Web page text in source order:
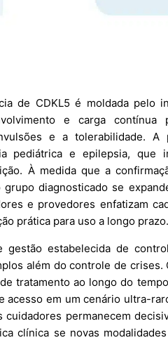
de CDKL5 é moldada pelo
e carga contínua
e a tolerabilidade. A
pediátrica e epilepsia, que
À medida que a
diagnosticado se
e provedores enfatizam
prática para uso a longo prazo.
gestão estabelecida de
além do controle de
tratamento ao longo do
em um cenário ultra-
permanecem
clínica se novas